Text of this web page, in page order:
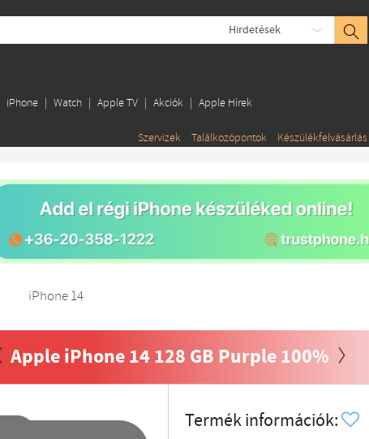
Hirdetések
iPhone Watch Apple TV Akciók Apple Hírek
Szervizek Találkozópontok Készülékfelvásárlás
iPhone 14
Apple iPhone 14 128 GB Purple 100%
Termék információk: